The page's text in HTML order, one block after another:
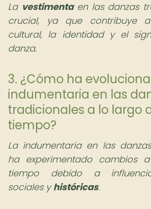
La vestimentaen las danzas
crucial, ya que contribuye
cultural, la identidad y el
danza.
3. ¿Cómo ha
indumentaria en las
tradicionales a lo largo
tiempo?
La indumentaria en las
ha experimentado cambios
tiempo debido a
sociales yhistóricas.